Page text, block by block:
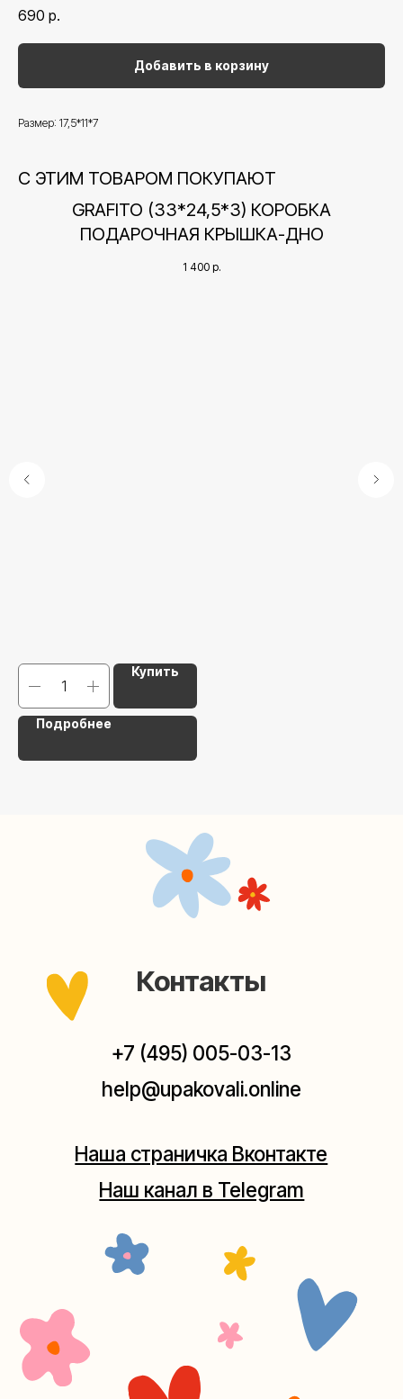
690 р.
Добавить в корзину
Размер: 17,5*11*7
С ЭТИМ ТОВАРОМ ПОКУПАЮТ
GRAFITO (33*24,5*3) КОРОБКА
ПОДАРОЧНАЯ КРЫШКА-ДНО
1 400 р.
Купить
Подробнее
Мастерские упаковки подарков работают без
Москва, ул.Плющиха, дом 42
(как пройти)
Москва, ул.Таганская, дом 25-27
Мастерская на Плющихе
Мастерская на Таганке
+7 (980) 495-03-13
+7 (980) 156-03-13
Наш канал в Telegram